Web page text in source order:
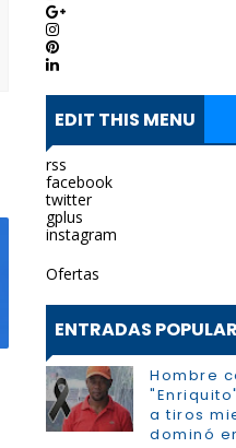
EDIT THIS MENU
rss
facebook
twitter
gplus
instagram
Ofertas
ENTRADAS
Hombre
a tiros
dominó